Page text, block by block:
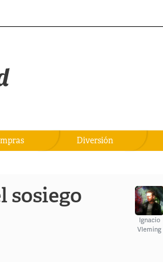
Diversión
sosiego
Ignacio
Vleming